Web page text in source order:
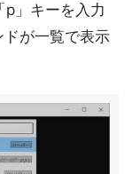
」キーを入力
が一覧で表示